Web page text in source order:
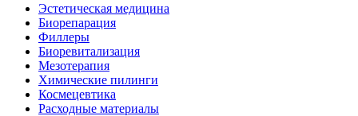
Эстетическая медицина
Биорепарация
Филлеры
Биоревитализация
Мезотерапия
Химические пилинги
Космецевтика
Расходные материалы